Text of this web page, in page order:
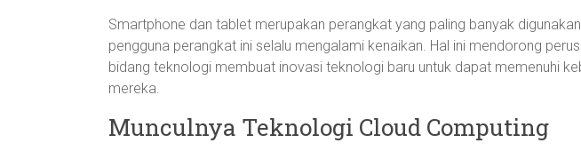
Smartphone dan tablet merupakan perangkat yang paling banyak
pengguna perangkat ini selalu mengalami kenaikan. Hal ini mendorong
bidang teknologi membuat inovasi teknologi baru untuk dapat memenuhi
mereka.
Munculnya Teknologi Cloud Computing